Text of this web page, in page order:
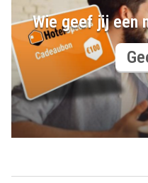
Wie geef jij een